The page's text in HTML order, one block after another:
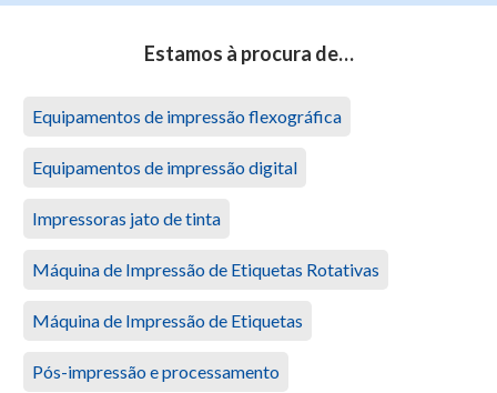
Estamos à procura de…
Equipamentos de impressão flexográfica
Equipamentos de impressão digital
Impressoras jato de tinta
Máquina de Impressão de Etiquetas Rotativas
Máquina de Impressão de Etiquetas
Pós-impressão e processamento